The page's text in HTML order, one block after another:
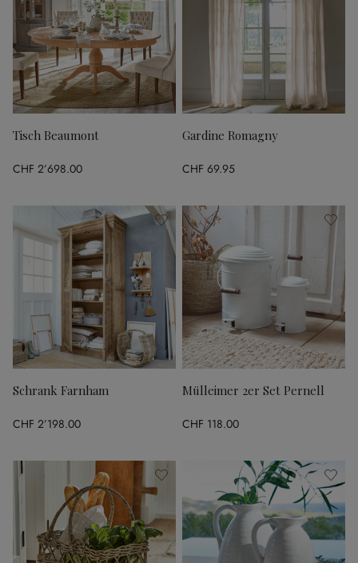
Tisch Beaumont
CHF 2’698.00
Gardine Romagny
CHF 69.95
Schrank Farnham
CHF 2’198.00
Mülleimer 2er Set Pernell
CHF 118.00